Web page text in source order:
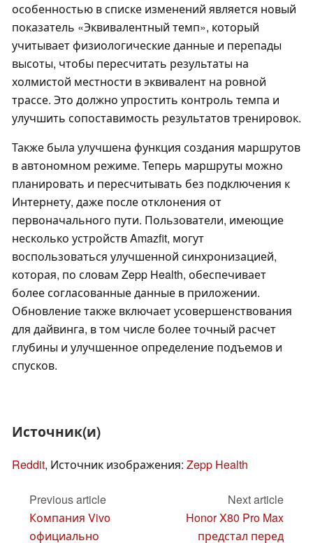
особенностью в списке изменений является новый
показатель «Эквивалентный темп», который
учитывает физиологические данные и перепады
высоты, чтобы пересчитать результаты на
холмистой местности в эквивалент на ровной
трассе. Это должно упростить контроль темпа и
улучшить сопоставимость результатов тренировок.
Также была улучшена функция создания маршрутов
в автономном режиме. Теперь маршруты можно
планировать и пересчитывать без подключения к
Интернету, даже после отклонения от
первоначального пути. Пользователи, имеющие
несколько устройств Amazfit, могут
воспользоваться улучшенной синхронизацией,
которая, по словам Zepp Health, обеспечивает
более согласованные данные в приложении.
Обновление также включает усовершенствования
для дайвинга, в том числе более точный расчет
глубины и улучшенное определение подъемов и
спусков.
Источник(и)
Reddit, Источник изображения: Zepp Health
Previous article
Компания Vivo
официально
Next article
Honor X80 Pro Max
предстал перед